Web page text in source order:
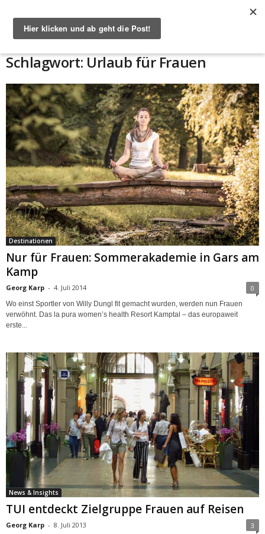
Schlagwort: Urlaub für Frauen
Destinationen
Nur für Frauen: Sommerakademie in Gars am
Kamp
Georg Karp - 4. Juli 2014 0
Wo einst Sportler von Willy Dungl fit gemacht wurden, werden nun Frauen
verwöhnt. Das la pura women’s health Resort Kamptal – das europaweit
erste...
News & Insights
TUI entdeckt Zielgruppe Frauen auf Reisen
Georg Karp - 8. Juli 2013 3